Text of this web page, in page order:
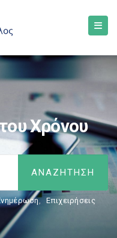
Χρόνου
, Επιχειρήσεις